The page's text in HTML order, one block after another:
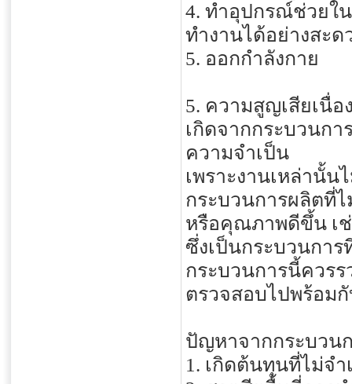
4. ทำอุปกรณ์ช่วยใน
ทำงานได้อย่างสะด
5. ออกกำลังกาย
5. ความสูญเสียเนื่อ
เกิดจากกระบวนก
ความจำเป็น
เพราะงานเหล่านั้
กระบวนการผลิตที่
หรือคุณภาพดีขึ้น เ
ซึ่งเป็นกระบวนกา
กระบวนการนี้ควร
ตรวจสอบไปพร้อม
ปัญหาจากกระบวน
1. เกิดต้นทุนที่ไม่จ